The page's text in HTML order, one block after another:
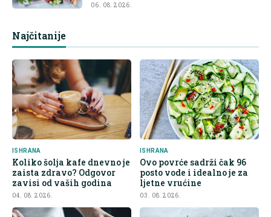
06. 08. 2026.
Najčitanije
ISHRANA
Koliko šolja kafe dnevno je
zaista zdravo? Odgovor
zavisi od vaših godina
04. 08. 2026.
ISHRANA
Ovo povrće sadrži čak 96
posto vode i idealno je za
ljetne vrućine
03. 08. 2026.